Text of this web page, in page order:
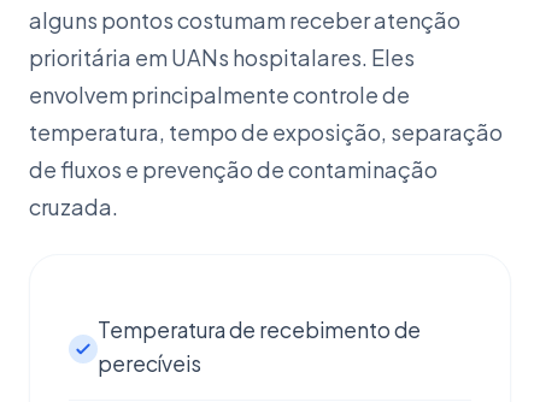
alguns pontos costumam receber atenção
prioritária em UANs hospitalares. Eles
envolvem principalmente controle de
temperatura, tempo de exposição, separação
de fluxos e prevenção de contaminação
cruzada.
Temperatura de recebimento de
perecíveis